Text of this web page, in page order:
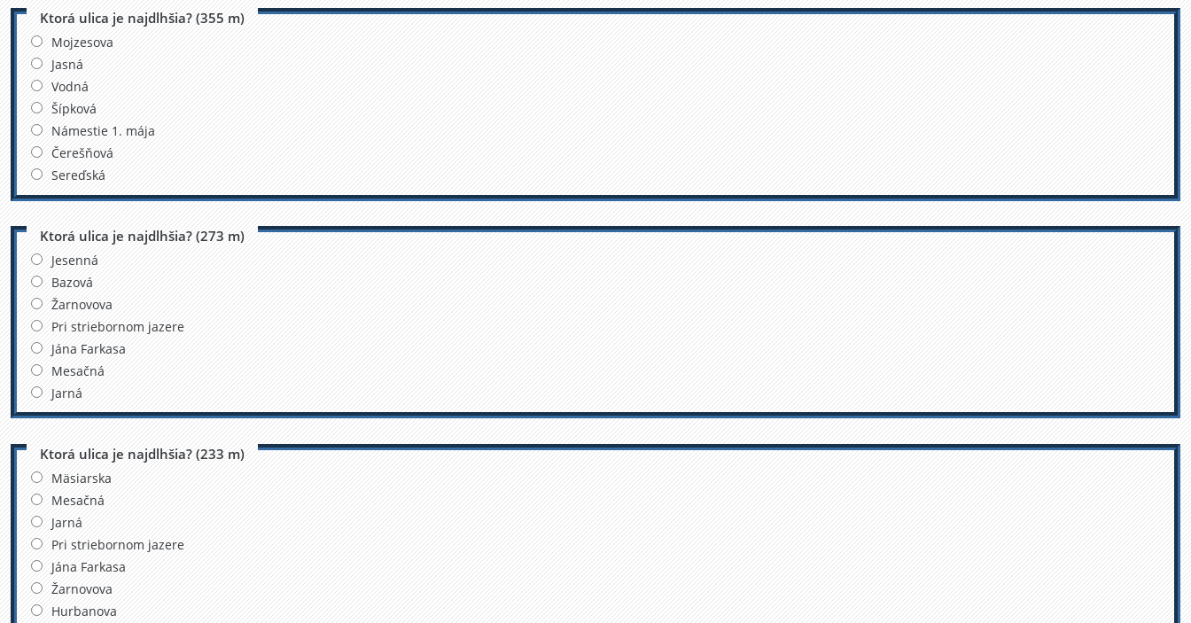
Ktorá ulica je najdlhšia? (355 m)
Mojzesova
Jasná
Vodná
Šípková
Námestie 1. mája
Čerešňová
Sereďská
Ktorá ulica je najdlhšia? (273 m)
Jesenná
Bazová
Žarnovova
Pri striebornom jazere
Jána Farkasa
Mesačná
Jarná
Ktorá ulica je najdlhšia? (233 m)
Mäsiarska
Mesačná
Jarná
Pri striebornom jazere
Jána Farkasa
Žarnovova
Hurbanova